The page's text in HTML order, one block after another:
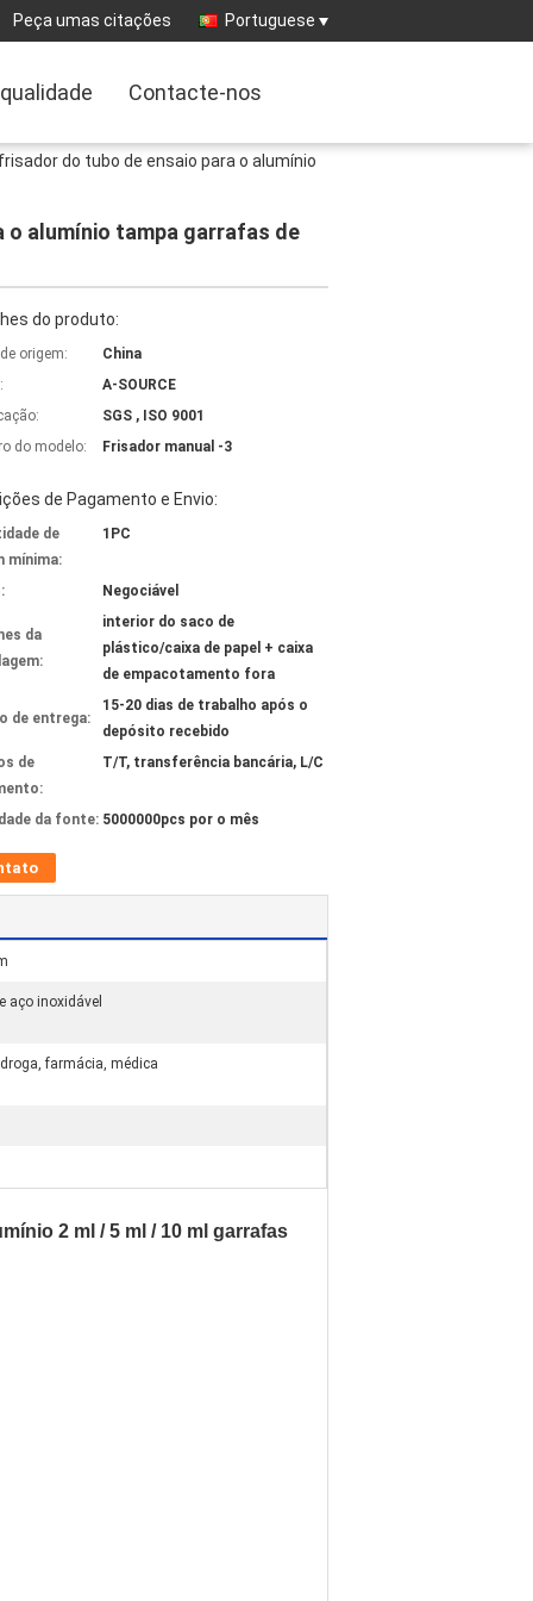
Peça umas citações Portuguese
Contacte-nos
do tubo de ensaio para o alumínio
o alumínio tampa garrafas de
do produto:
origem:
China
A-SOURCE
SGS , ISO 9001
do modelo:
Frisador manual -3
de Pagamento e Envio:
de
mínima:
1PC
Negociável
da
interior do saco de
plástico/caixa de papel + caixa
de empacotamento fora
de entrega:
15-20 dias de trabalho após o
depósito recebido
de
T/T, transferência bancária, L/C
da fonte: 5000000pcs por o mês
aço inoxidável
farmácia, médica
2 ml / 5 ml / 10 ml garrafas